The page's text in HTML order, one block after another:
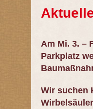
Am Mi. 3. –
Parkplatz
Wir suchen